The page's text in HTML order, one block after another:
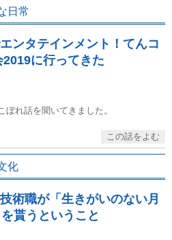
日常
ンタテインメント！てんコ
2019に行ってきた
れ話を聞いてきました。
化
術職が「生きがいのない月
貰うということ